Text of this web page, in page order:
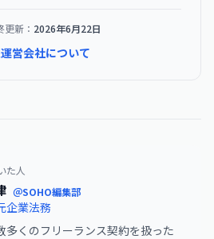
更新： 2026年6月22日
運営会社について
た人
＠SOHO編集部
企業法務
多くのフリーランス契約を扱った